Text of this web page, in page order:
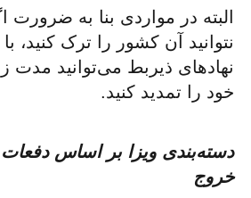
البته در مواردی بنا به ضرورت
نتوانید آن کشور را ترک کنید،
نهادهای ذیربط می‌توانید مدت
خود را تمدید کنید.
دسته‌بندی ویزا بر اساس
خروج